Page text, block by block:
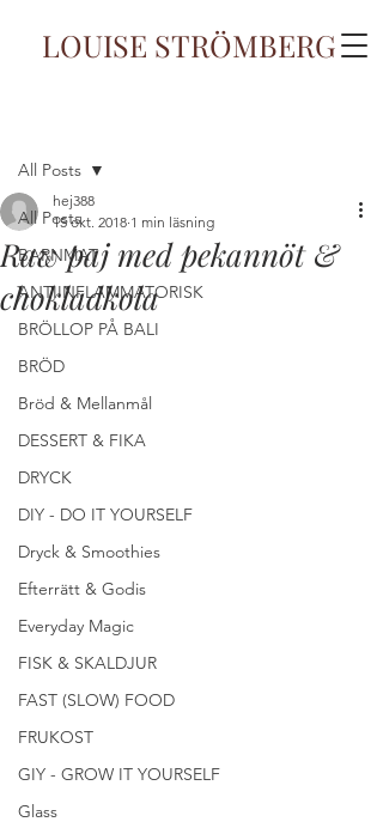
LOUISE STRÖMBERG
All Posts
BARNMAT
ANTIINFLAMMATORISK
BRÖLLOP PÅ BALI
BRÖD
Bröd & Mellanmål
DESSERT & FIKA
DRYCK
DIY - DO IT YOURSELF
Dryck & Smoothies
Efterrätt & Godis
Everyday Magic
FISK & SKALDJUR
FAST (SLOW) FOOD
FRUKOST
GIY - GROW IT YOURSELF
Glass
All Posts
Raw paj med pekannöt &
chokladkola
hej388
15 okt. 2018 1 min läsning